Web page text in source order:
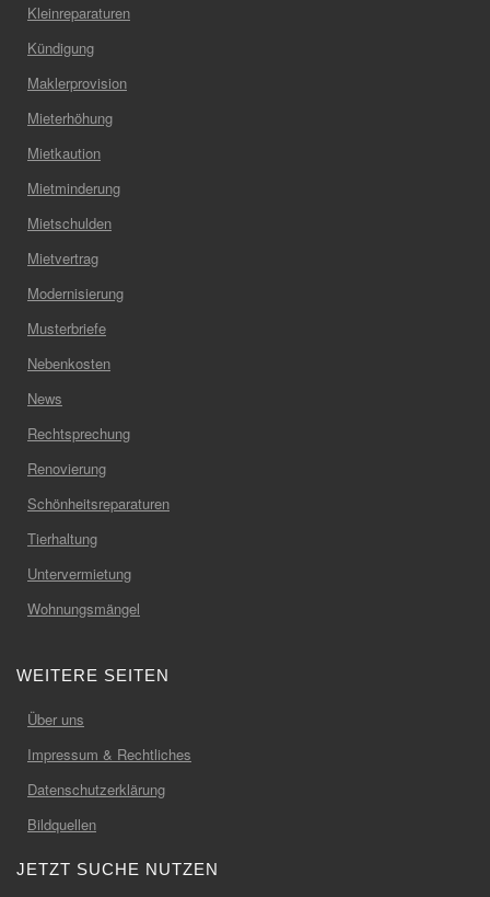
Kleinreparaturen
Kündigung
Maklerprovision
Mieterhöhung
Mietkaution
Mietminderung
Mietschulden
Mietvertrag
Modernisierung
Musterbriefe
Nebenkosten
News
Rechtsprechung
Renovierung
Schönheitsreparaturen
Tierhaltung
Untervermietung
Wohnungsmängel
WEITERE SEITEN
Über uns
Impressum & Rechtliches
Datenschutzerklärung
Bildquellen
JETZT SUCHE NUTZEN